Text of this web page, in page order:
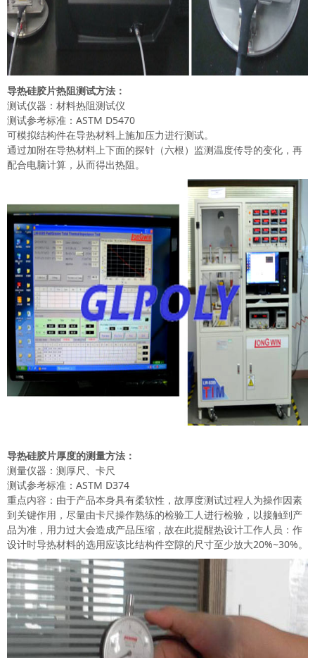
导热硅胶片热阻测试方法：
测试仪器：材料热阻测试仪
测试参考标准：ASTM D5470
可模拟结构件在导热材料上施加压力进行测试。
通过加附在导热材料上下面的探针（六根）监测温度传导的变化，再
配合电脑计算，从而得出热阻。
导热硅胶片厚度的测量方法：
测量仪器：测厚尺、卡尺
测试参考标准：ASTM D374
重点内容：由于产品本身具有柔软性，故厚度测试过程人为操作因素
到关键作用，尽量由卡尺操作熟练的检验工人进行检验，以接触到产
品为准，用力过大会造成产品压缩，故在此提醒热设计工作人员：作
设计时导热材料的选用应该比结构件空隙的尺寸至少放大20%~30%。